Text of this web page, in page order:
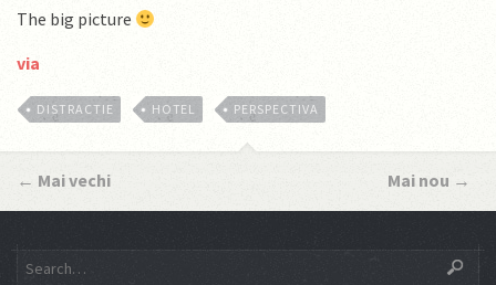
The big picture
via
DISTRACTIE HOTEL PERSPECTIVA
← Mai vechi Mai nou →